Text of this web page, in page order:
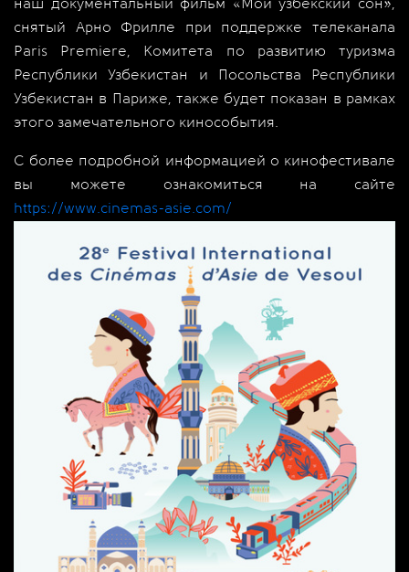
наш документальный фильм «Мой узбекский сон»,
снятый Арно Фрилле при поддержке телеканала
Paris Premiere, Комитета по развитию туризма
Республики Узбекистан и Посольства Республики
Узбекистан в Париже, также будет показан в рамках
этого замечательного кинособытия.
С более подробной информацией о кинофестивале
вы можете ознакомиться на сайте
https://www.cinemas-asie.com/